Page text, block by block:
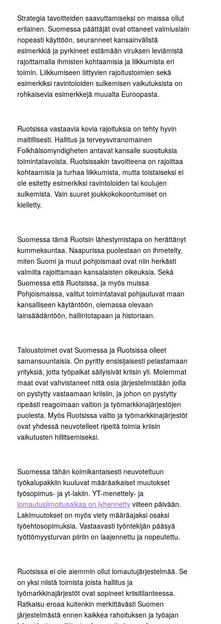
Strategia tavoitteiden saavuttamiseksi on maissa ollut
erilainen. Suomessa päättäjät ovat ottaneet valmiuslain
nopeasti käyttöön, seuranneet kansainvälistä
esimerkkiä ja pyrkineet estämään viruksen leviämistä
rajoittamalla ihmisten kohtaamisia ja liikkumista eri
toimin. Liikkumiseen liittyvien rajoitustoimien sekä
esimerkiksi ravintoloiden sulkemisen vaikutuksista on
rohkaisevia esimerkkejä muualta Euroopasta.
Ruotsissa vastaavia kovia rajoituksia on tehty hyvin
maltillisesti. Hallitus ja terveysviranomainen
Folkhälsomyndigheten antavat kansalle suosituksia
toimintatavoista. Ruotsissakin tavoitteena on rajoittaa
kohtaamisia ja turhaa liikkumista, mutta toistaiseksi ei
ole esitetty esimerkiksi ravintoloiden tai koulujen
sulkemista. Vain suuret joukkokokoontumiset on
kielletty.
Suomessa tämä Ruotsin lähestymistapa on herättänyt
kummeksuntaa. Naapurissa puolestaan on ihmetelty,
miten Suomi ja muut pohjoismaat ovat niin herkästi
valmiita rajoittamaan kansalaisten oikeuksia. Sekä
Suomessa että Ruotsissa, ja myös muissa
Pohjoismaissa, valitut toimintatavat pohjautuvat maan
kansalliseen käytäntöön, olemassa olevaan
lainsäädäntöön, hallintotapaan ja historiaan.
Taloustoimet ovat Suomessa ja Ruotsissa olleet
samansuuntaisia. On pyritty ensisijaisesti pelastamaan
yrityksiä, jotta työpaikat säilyisivät kriisin yli. Molemmat
maat ovat vahvistaneet niitä osia järjestelmistään joilla
on pystytty vastaamaan kriisiin, ja johon on pystytty
ripeästi reagoimaan valtion ja työmarkkinajärjestöjen
puolesta. Myös Ruotsissa valtio ja työmarkkinajärjestöt
ovat yhdessä neuvotelleet ripeitä toimia kriisin
vaikutusten hillitsemiseksi.
Suomessa tähän kolmikantaisesti neuvoteltuun
työkalupakkiin kuuluvat määräaikaiset muutokset
työsopimus- ja yt-lakiin. YT-menettely- ja
lomautusilmoitusaikaa on lyhennetty viiteen päivään.
Lakimuutokset on myös viety määräajaksi osaksi
työehtosopimuksia. Vastaavasti työntekijän pääsyä
työttömyysturvan piiriin on laajennettu ja nopeutettu.
Ruotsissa ei ole aiemmin ollut lomautujärjestelmää. Se
on yksi niistä toimista joista hallitus ja
työmarkkinajärjestöt ovat sopineet kriisitilanteessa.
Ratkaisu eroaa kuitenkin merkittävästi Suomen
järjestelmästä ennen kaikkea rahoituksen ja työajan